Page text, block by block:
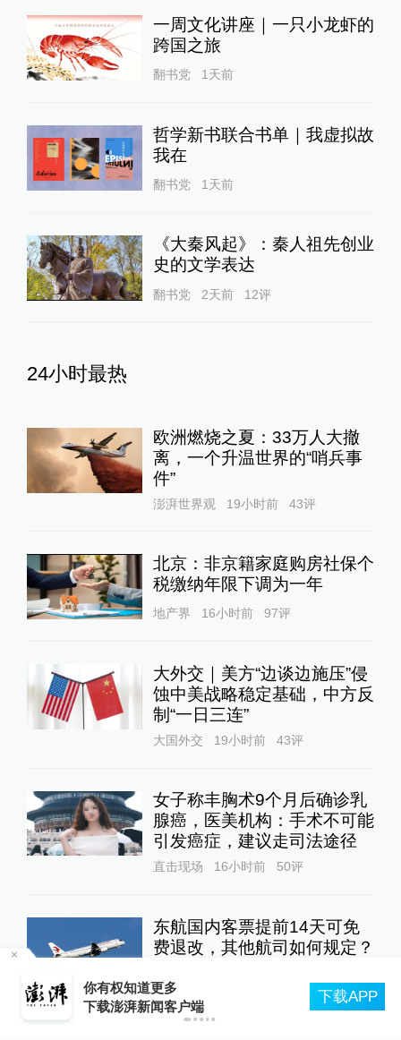
一周文化讲座｜一只小龙虾的
跨国之旅
翻书党 1天前
哲学新书联合书单｜我虚拟故
我在
翻书党 1天前
《大秦风起》：秦人祖先创业
史的文学表达
翻书党 2天前 12评
24小时最热
欧洲燃烧之夏：33万人大撤
离，一个升温世界的“哨兵事
件”
澎湃世界观 19小时前 43评
北京：非京籍家庭购房社保个
税缴纳年限下调为一年
地产界 16小时前 97评
大外交｜美方“边谈边施压”侵
蚀中美战略稳定基础，中方反
制“一日三连”
大国外交 19小时前 43评
女子称丰胸术9个月后确诊乳
腺癌，医美机构：手术不可能
引发癌症，建议走司法途径
直击现场 16小时前 50评
东航国内客票提前14天可免
费退改，其他航司如何规定？
APP
苏州平江历史街区老树疑遭“钻孔灌药”，姑苏
住建委：将持续跟进救助事宜